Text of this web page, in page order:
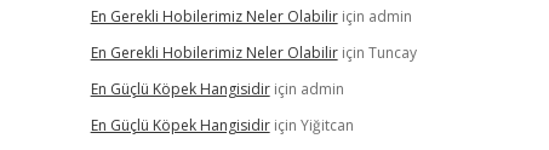
En Gerekli Hobilerimiz Neler Olabiliriçin admin
En Gerekli Hobilerimiz Neler Olabiliriçin Tuncay
En Güçlü Köpek Hangisidiriçin admin
En Güçlü Köpek Hangisidiriçin Yiğitcan